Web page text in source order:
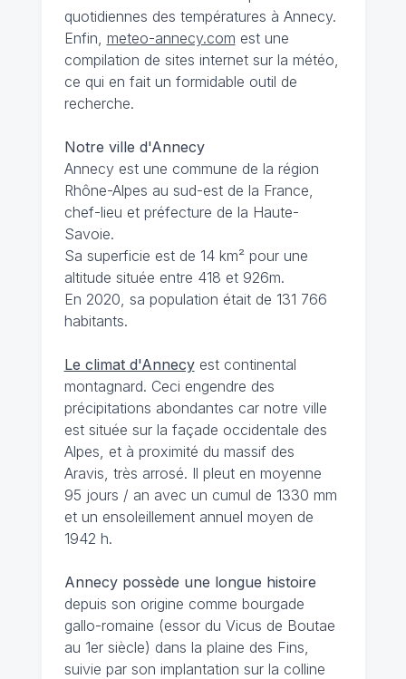
quotidiennes des températures à Annecy.
Enfin, meteo-annecy.com est une
compilation de sites internet sur la météo,
ce qui en fait un formidable outil de
recherche.
Notre ville d'Annecy
Annecy est une commune de la région
Rhône-Alpes au sud-est de la France,
chef-lieu et préfecture de la Haute-
Savoie.
Sa superficie est de 14 km² pour une
altitude située entre 418 et 926m.
En 2020, sa population était de 131 766
habitants.
Le climat d'Annecyest continental
montagnard. Ceci engendre des
précipitations abondantes car notre ville
est située sur la façade occidentale des
Alpes, et à proximité du massif des
Aravis, très arrosé. Il pleut en moyenne
95 jours / an avec un cumul de 1330 mm
et un ensoleillement annuel moyen de
1942 h.
Annecy possède une longue histoire
depuis son origine comme bourgade
gallo-romaine (essor du Vicus de Boutae
au 1er siècle) dans la plaine des Fins,
suivie par son implantation sur la colline